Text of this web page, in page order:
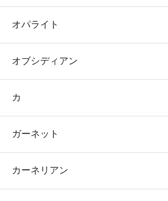
オパライト
オブシディアン
カ
ガーネット
カーネリアン